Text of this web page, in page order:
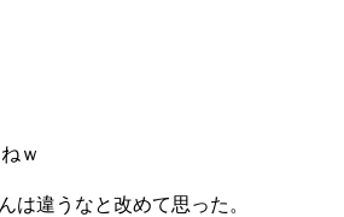
ｗ
は違うなと改めて思った。